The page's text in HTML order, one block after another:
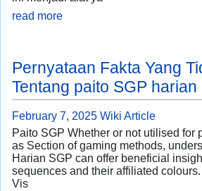
read more
Pernyataan Fakta Yang
Tentang paito SGP harian
February 7, 2025 Wiki Article
Paito SGP Whether or not utilised for
as Section of gaming methods,
Harian SGP can offer beneficial
sequences and their affiliated
Vis